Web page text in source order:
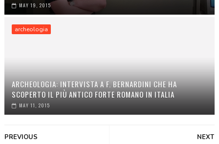
MAY 19, 2015
archeologia
ARCHEOLOGIA: INTERVISTA A F. BERNARDINI CHE HA
SCOPERTO IL PIÙ ANTICO FORTE ROMANO IN ITALIA
MAY 11, 2015
NEXT
PREVIOUS